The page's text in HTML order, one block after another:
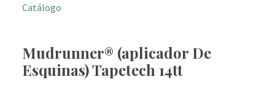
Catálogo
Mudrunner® (aplicador De
Esquinas) Tapetech 14tt